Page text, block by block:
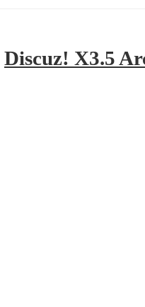
Discuz! X3.5